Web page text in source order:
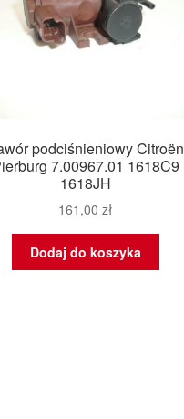
podciśnieniowy Citroën
7.00967.01 1618C9
1618JH
161,00zł
Dodaj do koszyka